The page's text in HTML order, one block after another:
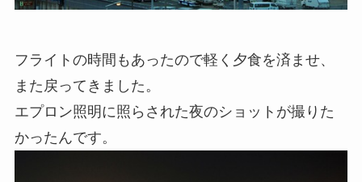
フライトの時間もあったので軽く夕食を済ませ、
また戻ってきました。
エプロン照明に照らされた夜のショットが撮りた
かったんです。